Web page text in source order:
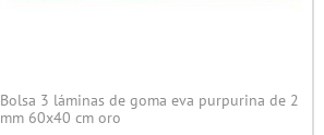
Bolsa 3 láminas de goma eva purpurina de 2
mm 60x40 cm oro